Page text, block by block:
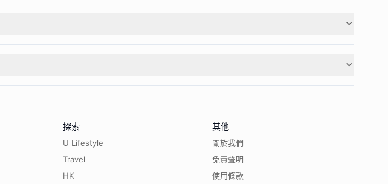
探索
U Lifestyle
Travel
HK
其他
關於我們
免責聲明
使用條款